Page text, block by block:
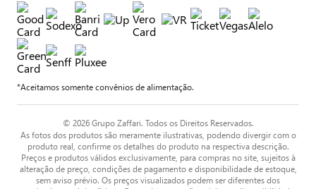
*Aceitamos somente convênios de alimentação.
© 2026 Grupo Zaffari. Todos os Direitos Reservados.
As fotos dos produtos são meramente ilustrativas, podendo divergir com o
produto real, confirme os detalhes do produto na respectiva descrição.
Preços e produtos válidos exclusivamente, para compras no site, sujeitos à
alteração de preço, condições de pagamento e disponibilidade de estoque,
sem aviso prévio. Os preços visualizados podem ser diferentes dos